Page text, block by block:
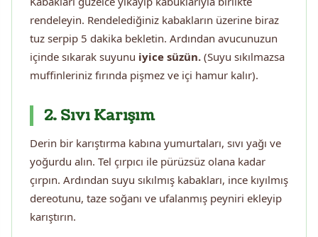
rendeleyin. Rendelediğiniz kabakların üzerine biraz
tuz serpip 5 dakika bekletin. Ardından avucunuzun
içinde sıkarak suyunu iyice süzün. (Suyu sıkılmazsa
muffinleriniz fırında pişmez ve içi hamur kalır).
2. Sıvı Karışım
Derin bir karıştırma kabına yumurtaları, sıvı yağı ve
yoğurdu alın. Tel çırpıcı ile pürüzsüz olana kadar
çırpın. Ardından suyu sıkılmış kabakları, ince kıyılmış
dereotunu, taze soğanı ve ufalanmış peyniri ekleyip
karıştırın.